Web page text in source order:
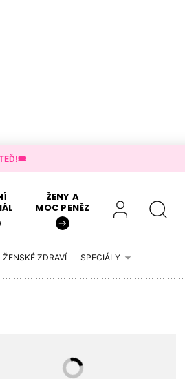
TEĎ!🎟️
ŽENY A
MOC PENĚZ
ŽENSKÉ ZDRAVÍ SPECIÁLY